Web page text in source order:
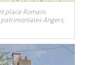
place Romain.
Angers,